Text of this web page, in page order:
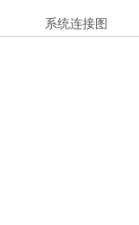
系统连接图